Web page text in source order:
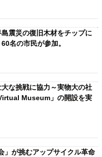
震災の復旧木材をチップに
名の市民が参加。
な挑戦に協力～実物大の社
Museum」の開設を実
」が挑むアップサイクル革命